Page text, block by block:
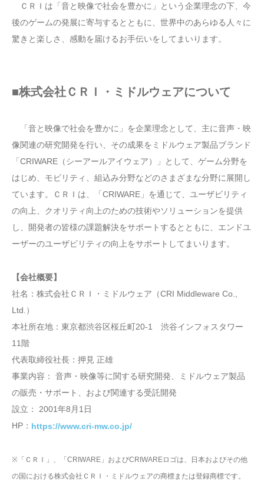
ＣＲＩは「音と映像で社会を豊かに」という企業理念の下、今
後のゲームの発展に寄与するとともに、世界中のあらゆる人々に
驚きと楽しさ、感動を届けるお手伝いをしてまいります。
■株式会社ＣＲＩ・ミドルウェアについて
「音と映像で社会を豊かに」を企業理念として、主に音声・映
像関連の研究開発を行い、その成果をミドルウェア製品ブランド
「CRIWARE（シーアールアイウェア）」として、ゲーム分野を
はじめ、モビリティ、組込み分野などのさまざまな分野に展開し
ています。ＣＲＩは、「CRIWARE」を通じて、ユーザビリティ
の向上、クオリティ向上のための技術やソリューションを提供
し、開発者の皆様の課題解決をサポートするとともに、エンドユ
ーザーのユーザビリティの向上をサポートしてまいります。
【会社概要】
社名：株式会社ＣＲＩ・ミドルウェア（CRI Middleware Co.,
Ltd.）
本社所在地：東京都渋谷区桜丘町20-1 渋谷インフォスタワー
11階
代表取締役社長：押見 正雄
事業内容： 音声・映像等に関する研究開発、ミドルウェア製品
の販売・サポート、および関連する受託開発
設立： 2001年8月1日
HP： https://www.cri-mw.co.jp/
※「ＣＲＩ」、「CRIWARE」およびCRIWAREロゴは、日本およびその他
の国における株式会社ＣＲＩ・ミドルウェアの商標または登録商標です。